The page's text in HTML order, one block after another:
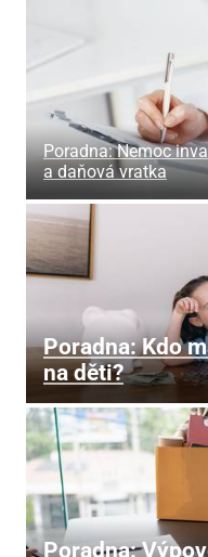
Poradna: Nemoc
a daňová vratka
Poradna: Kdo
na děti?
Poradna: